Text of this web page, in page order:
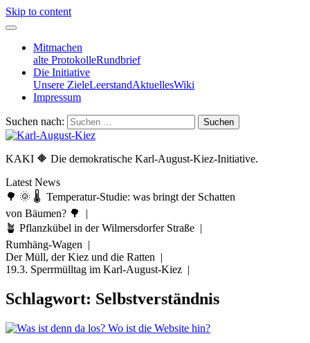
Skip to content
Mitmachen
alte ProtokolleRundbrief
Die Initiative
Unsere ZieleLeerstandAktuellesWiki
Impressum
Suchen nach:
KAKI 🔶 Die demokratische Karl-August-Kiez-Initiative.
Latest News
🌳 🌞 🌡️ Temperatur-Studie: was bringt der Schatten
von Bäumen? 🌳 |
🪴 Pflanzkübel in der Wilmersdorfer Straße |
Rumhäng-Wagen |
Der Müll, der Kiez und die Ratten |
19.3. Sperrmülltag im Karl-August-Kiez |
Schlagwort: Selbstverständnis